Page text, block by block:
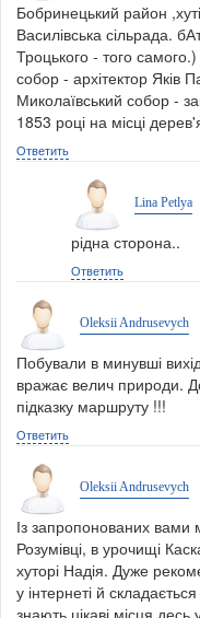
Бобринецький район
Василівська сільрада.
Троцького - того
собор - архітектор Яків
Миколаївський собор -
1853 році на місці
Ответить
Lina Petlya
рідна сторона..
Ответить
Oleksii Andrusevych
Побували в минувші
вражає велич природи.
підказку маршруту !!!
Ответить
Oleksii Andrusevych
Із запропонованих вами
Розумівці, в урочищі
хуторі Надія. Дуже
у інтернеті й